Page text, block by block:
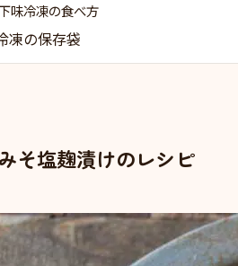
味冷凍の食べ方
凍の保存袋
そ塩麹漬けのレシピ